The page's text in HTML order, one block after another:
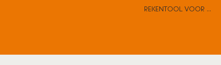
REKENTOOL VOOR HARD HOUTEN DEUREN